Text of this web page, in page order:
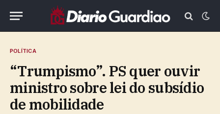
POLÍTICA
“Trumpismo”. PS quer ouvir
ministro sobre lei do subsídio
de mobilidade